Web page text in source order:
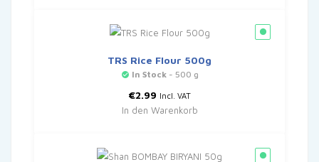
TRS Rice Flour 500g
In Stock- 500 g
€2.99 Incl. VAT
In den Warenkorb